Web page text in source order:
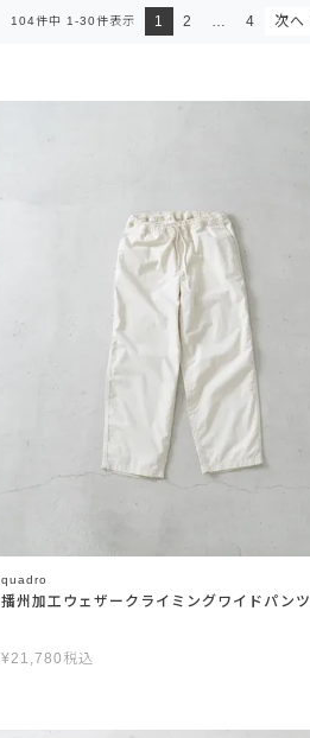
104件中 1-30件表示 1 2 … 4
quadro
播州加工ウェザークライミングワイドパンツ
¥21,780 税込